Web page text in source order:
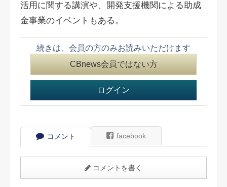
活用に関する講演や、開発支援機関による助成
金事業のイベントもある。
続きは、会員の方のみお読みいただけます
CBnews会員ではない方
ログイン
コメント facebook
コメントを書く